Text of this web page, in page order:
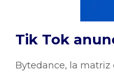
Tik Tok
Bytedance, la matriz